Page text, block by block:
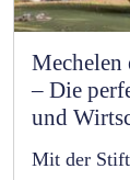
– Die
und
Mit der